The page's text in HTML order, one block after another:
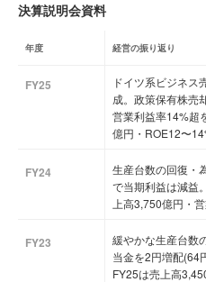
決算説明会資料
年度 経営の振り返り
FY25
ドイツ系ビジネ
成。政策保有株売
営業利益率14%超
億円・ROE12〜
FY24
生産台数の回復・
で当期利益は減益
上高3,750億円・
FY23
緩やかな生産台数
当金を2円増配(64
FY25は売上高